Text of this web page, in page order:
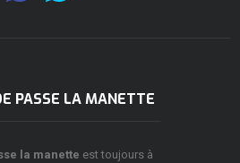
PASSE LA MANETTE
la manette est toujours à